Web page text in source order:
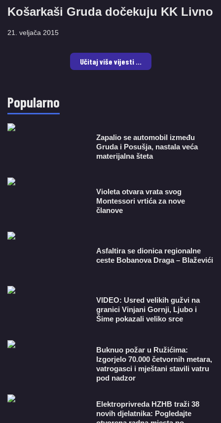
Košarkaši Gruda dočekuju KK Livno
21. veljača 2015
Učitaj više vijesti ...
Popularno
Zapalio se automobil između
Gruda i Posušja, nastala veća
materijalna šteta
Violeta otvara vrata svog
Montessori vrtića za nove
članove
Asfaltira se dionica regionalne
ceste Bobanova Draga – Blaževići
VIDEO: Usred velikih gužvi na
granici Vinjani Gornji, Ljubo i
Šime pokazali veliko srce
Buknuo požar u Ružićima:
Izgorjelo 70.000 četvornih metara,
vatrogasci i mještani stavili vatru
pod nadzor
​Elektroprivreda HZHB traži 38
novih djelatnika: Pogledajte